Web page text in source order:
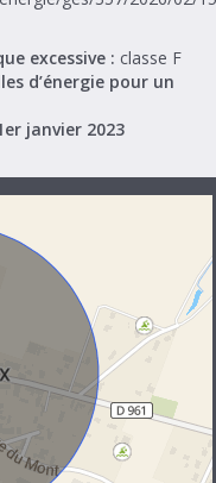
excessive : classe F
d’énergie pour un
janvier 2023